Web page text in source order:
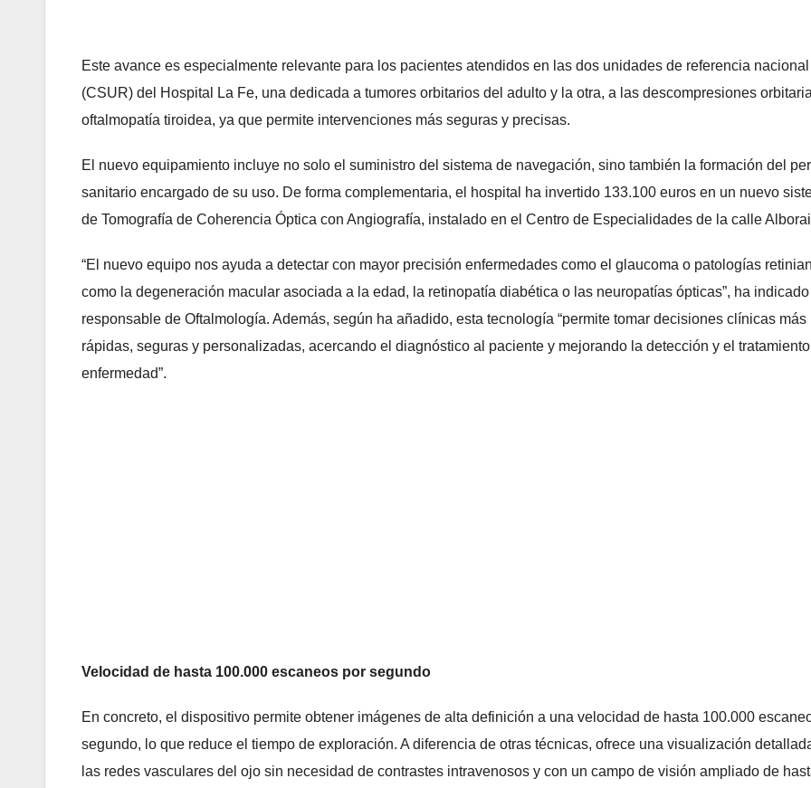
Este avance es especialmente relevante para los pacientes atendidos en las dos unidades de referencia nacional
(CSUR) del Hospital La Fe, una dedicada a tumores orbitarios del adulto y la otra, a las descompresiones
oftalmopatía tiroidea, ya que permite intervenciones más seguras y precisas.
El nuevo equipamiento incluye no solo el suministro del sistema de navegación, sino también la formación del
sanitario encargado de su uso. De forma complementaria, el hospital ha invertido 133.100 euros en un nuevo
de Tomografía de Coherencia Óptica con Angiografía, instalado en el Centro de Especialidades de la calle
“El nuevo equipo nos ayuda a detectar con mayor precisión enfermedades como el glaucoma o patologías
como la degeneración macular asociada a la edad, la retinopatía diabética o las neuropatías ópticas”, ha indicado
responsable de Oftalmología. Además, según ha añadido, esta tecnología “permite tomar decisiones clínicas más
rápidas, seguras y personalizadas, acercando el diagnóstico al paciente y mejorando la detección y el
enfermedad”.
Velocidad de hasta 100.000 escaneos por segundo
En concreto, el dispositivo permite obtener imágenes de alta definición a una velocidad de hasta 100.000
segundo, lo que reduce el tiempo de exploración. A diferencia de otras técnicas, ofrece una visualización
las redes vasculares del ojo sin necesidad de contrastes intravenosos y con un campo de visión ampliado de